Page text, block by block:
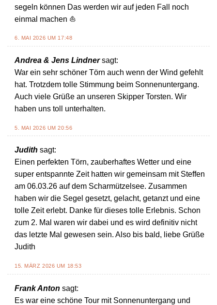
segeln können Das werden wir auf jeden Fall noch
einmal machen ⛵️
6. MAI 2026 UM 17:48
Andrea & Jens Lindner sagt:
War ein sehr schöner Törn auch wenn der Wind gefehlt
hat. Trotzdem tolle Stimmung beim Sonnenuntergang.
Auch viele Grüße an unseren Skipper Torsten. Wir
haben uns toll unterhalten.
5. MAI 2026 UM 20:56
Judith sagt:
Einen perfekten Törn, zauberhaftes Wetter und eine
super entspannte Zeit hatten wir gemeinsam mit Steffen
am 06.03.26 auf dem Scharmützelsee. Zusammen
haben wir die Segel gesetzt, gelacht, getanzt und eine
tolle Zeit erlebt. Danke für dieses tolle Erlebnis. Schon
zum 2. Mal waren wir dabei und es wird definitiv nicht
das letzte Mal gewesen sein. Also bis bald, liebe Grüße
Judith
15. MÄRZ 2026 UM 18:53
Frank Anton sagt:
Es war eine schöne Tour mit Sonnenuntergang und